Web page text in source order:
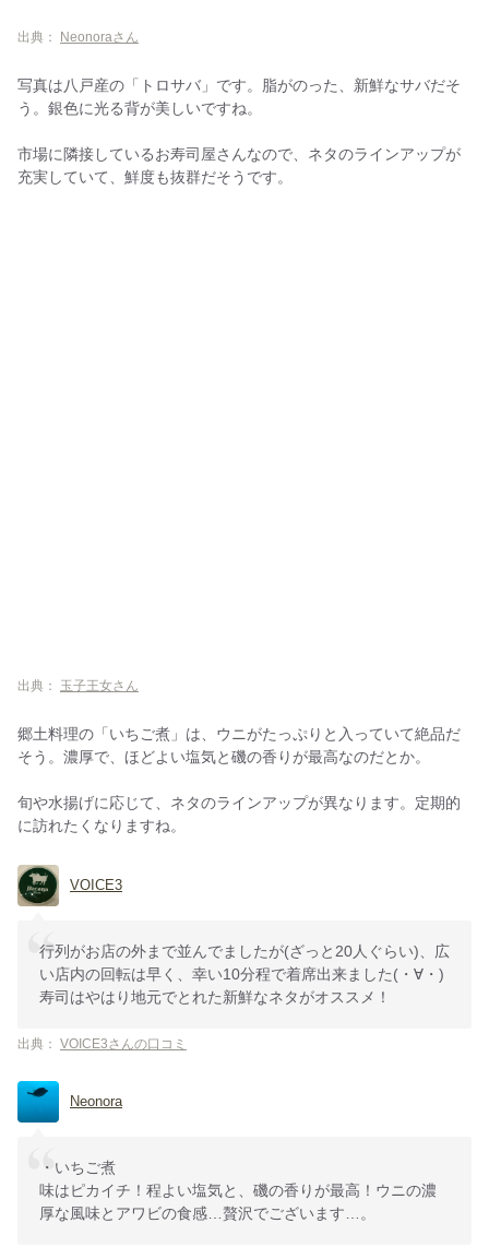
出典： Neonoraさん
写真は八戸産の「トロサバ」です。脂がのった、新鮮なサバだそ
う。銀色に光る背が美しいですね。
市場に隣接しているお寿司屋さんなので、ネタのラインアップが
充実していて、鮮度も抜群だそうです。
出典： 玉子王女さん
郷土料理の「いちご煮」は、ウニがたっぷりと入っていて絶品だ
そう。濃厚で、ほどよい塩気と磯の香りが最高なのだとか。
旬や水揚げに応じて、ネタのラインアップが異なります。定期的
に訪れたくなりますね。
VOICE3
行列がお店の外まで並んでましたが(ざっと20人ぐらい)、広
い店内の回転は早く、幸い10分程で着席出来ました(・∀・)
寿司はやはり地元でとれた新鮮なネタがオススメ！
出典： VOICE3さんの口コミ
Neonora
・いちご煮
味はピカイチ！程よい塩気と、磯の香りが最高！ウニの濃
厚な風味とアワビの食感…贅沢でございます…。